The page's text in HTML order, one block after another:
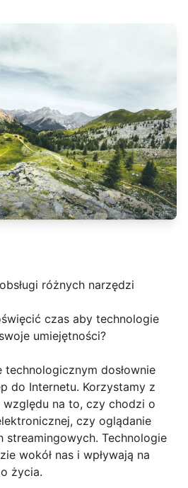
różnych narzędzi
czas aby technologie
umiejętności?
dosłownie
do Internetu. Korzystamy z
na to, czy chodzi o
czy oglądanie
Technologie
wokół nas i wpływają na
życia.